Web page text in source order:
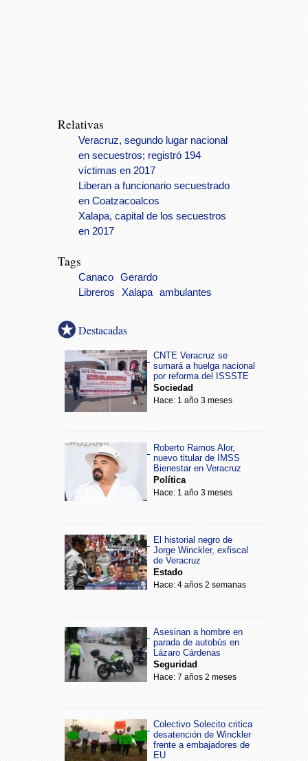
Relativas
Veracruz, segundo lugar nacional
en secuestros; registró 194
víctimas en 2017
Liberan a funcionario secuestrado
en Coatzacoalcos
Xalapa, capital de los secuestros
en 2017
Tags
Canaco
Gerardo
Libreros
Xalapa ambulantes
Destacadas
CNTE Veracruz se
sumará a huelga nacional
por reforma del ISSSTE
Sociedad
Hace: 1 año 3 meses
Roberto Ramos Alor,
nuevo titular de IMSS
Bienestar en Veracruz
Política
Hace: 1 año 3 meses
El historial negro de
Jorge Winckler, exfiscal
de Veracruz
Estado
Hace: 4 años 2 semanas
Asesinan a hombre en
parada de autobús en
Lázaro Cárdenas
Seguridad
Hace: 7 años 2 meses
Colectivo Solecito critica
desatención de Winckler
frente a embajadores de
EU